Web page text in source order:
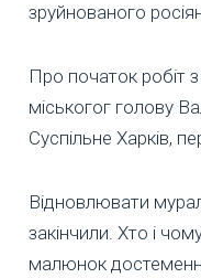
зруйнованого
Про початок робіт
міськогог голову
Суспільне Харків,
Відновлювати
закінчили. Хто і
малюнок